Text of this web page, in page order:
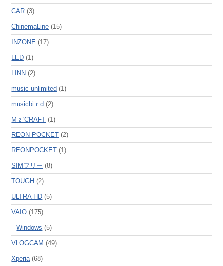
CAR (3)
ChinemaLine (15)
INZONE (17)
LED (1)
LINN (2)
music unlimited (1)
musicbiｒd (2)
Mｚ'CRAFT (1)
REON POCKET (2)
REONPOCKET (1)
SIMフリー (8)
TOUGH (2)
ULTRA HD (5)
VAIO (175)
Windows (5)
VLOGCAM (49)
Xperia(68)